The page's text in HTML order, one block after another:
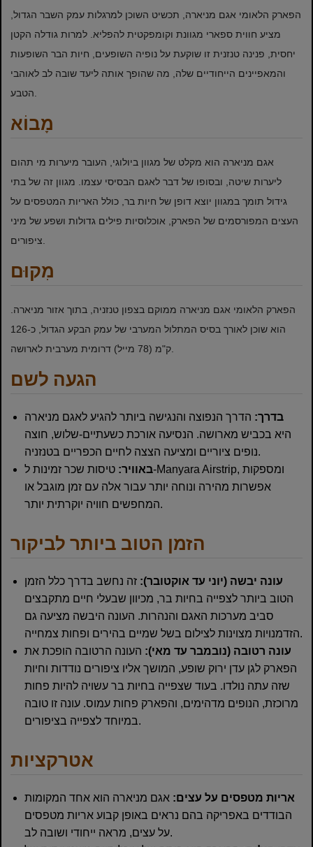
הפארק הלאומי אגם מניארה, תכשיט השוכן למרגלות עמק השבר הגדול,
מציע חווית ספארי מגוונת וקומפקטית להפליא. למרות גודלה הקטן
יחסית, פנינה טנזנית זו שוקעת על נופיה השופעים, חיות הבר השופעות
והמאפיינים הייחודיים שלה, מה שהופך אותה ליעד שובה לב לאוהבי
הטבע.
מָבוֹא
אגם מניארה הוא מקלט של מגוון ביולוגי, העובר מיערות מי תהום
ליערות שיטה, ובסופו של דבר לאגם הבסיסי עצמו. מגוון זה של בתי
גידול תומך במגוון יוצא דופן של חיות בר, כולל האריות המטפסים על
העצים המפורסמים של הפארק, אוכלוסיות פילים גדולות ושפע של מיני
ציפורים.
מִקוּם
הפארק הלאומי אגם מניארה ממוקם בצפון טנזניה, בתוך אזור מניארה.
הוא שוכן לאורך בסיס המתלול המערבי של עמק הבקע הגדול, כ-126
ק"מ (78 מייל) דרומית מערבית לארושה.
הגעה לשם
בדרך: הדרך הנפוצה והנגישה ביותר להגיע לאגם מניארה
היא בכביש מארושה. הנסיעה אורכת כשעתיים-שלוש, חוצה
נופים ציוריים ומציעה הצצה לחיים הכפריים בטנזניה.
באוויר: טיסות שכר זמינות ל-Manyara Airstrip, ומספקות
אפשרות מהירה ונוחה יותר עבור אלה עם זמן מוגבל או
המחפשים חוויה יוקרתית יותר.
הזמן הטוב ביותר לביקור
עונה יבשה (יוני עד אוקטובר): זה נחשב בדרך כלל הזמן
הטוב ביותר לצפייה בחיות בר, מכיוון שבעלי חיים מתקבצים
סביב מערכות האגם והנהרות. העונה היבשה מציעה גם
הזדמנויות מצוינות לצילום בשל שמיים בהירים ופחות צמחייה.
עונה רטובה (נובמבר עד מאי): העונה הרטובה הופכת את
הפארק לגן עדן ירוק שופע, המושך אליו ציפורים נודדות וחיות
שזה עתה נולדו. בעוד שצפייה בחיות בר עשויה להיות פחות
מרוכזת, הנופים מדהימים, והפארק פחות עמוס. עונה זו טובה
במיוחד לצפייה בציפורים.
אטרקציות
אריות מטפסים על עצים: אגם מניארה הוא אחד המקומות
הבודדים באפריקה בהם נראים באופן קבוע אריות מטפסים
על עצים, מראה ייחודי ושובה לב.